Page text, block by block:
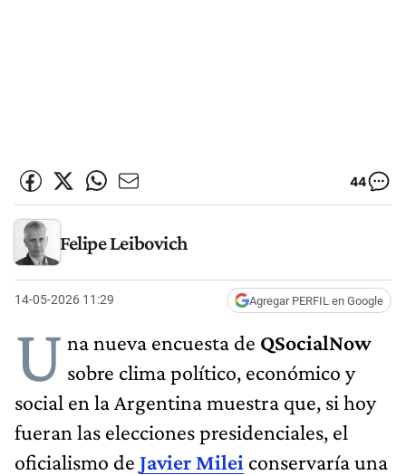
44
Felipe Leibovich
14-05-2026 11:29 Agregar PERFIL en Google
U na nueva encuesta de QSocialNow
sobre clima político, económico y
social en la Argentina muestra que, si hoy
fueran las elecciones presidenciales, el
oficialismo de Javier Milei conservaría una